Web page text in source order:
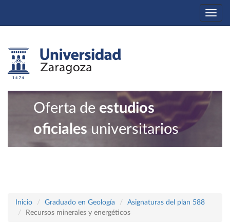
Oferta de estudios
oficiales universitarios
Inicio Graduado en Geología
Asignaturas del plan 588
Recursos minerales y energéticos